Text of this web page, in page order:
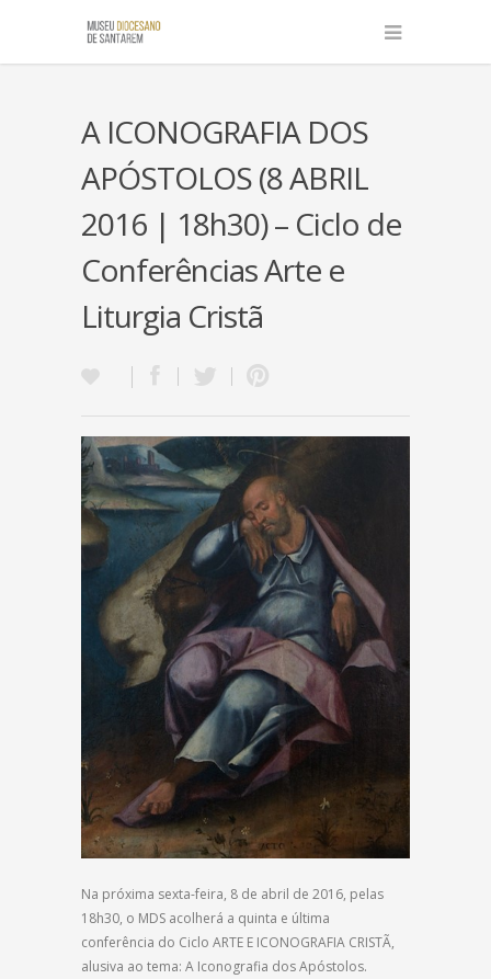
A ICONOGRAFIA DOS
APÓSTOLOS (8 ABRIL
2016 | 18h30) – Ciclo de
Conferências Arte e
Liturgia Cristã
Na próxima sexta-feira, 8 de abril de 2016, pelas
18h30, o MDS acolherá a quinta e última
conferência do Ciclo ARTE E ICONOGRAFIA CRISTÃ,
alusiva ao tema: A Iconografia dos Apóstolos.